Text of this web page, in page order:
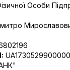
Особи